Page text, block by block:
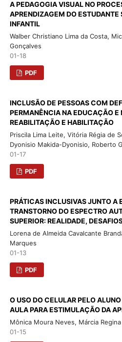
A PEDAGOGIA VISUAL NO
APRENDIZAGEM DO
INFANTIL
Walber Christiano Lima da Costa,
Gonçalves
01-18
PDF
INCLUSÃO DE PESSOAS COM
PERMANÊNCIA NA EDUCAÇÃO E
REABILITAÇÃO E HABILITAÇÃO
Priscila Lima Leite, Vitória Régia de
Dyonisio Makida-Dyonisio, Roberto
01-17
PDF
PRÁTICAS INCLUSIVAS JUNTO A
TRANSTORNO DO ESPECTRO
SUPERIOR: REALIDADE,
Lorena de Almeida Cavalcante
Marques
01-13
PDF
O USO DO CELULAR PELO
AULA PARA ESTIMULAÇÃO DA
Mônica Moura Neves, Márcia
01-15